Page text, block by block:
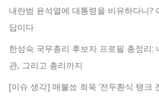
내란범 윤석열에 대통령을 비유하다니?
답이다
한성숙 국무총리 후보자 프로필 총정리:
관, 그리고 총리까지
[이슈 생각] 매불쑈 최욱 ‘전두환식 탱크